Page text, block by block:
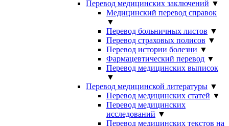
Перевод медицинских заключений ▼
Медицинский перевод справок
▼
Перевод больничных листов ▼
Перевод страховых полисов ▼
Перевод истории болезни ▼
Фармацевтический перевод ▼
Перевод медицинских выписок
▼
Перевод медицинской литературы ▼
Перевод медицинских статей ▼
Перевод медицинских
исследований ▼
Перевод медицинских текстов на